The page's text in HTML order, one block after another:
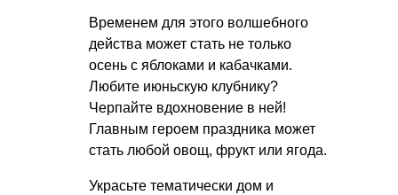
Временем для этого волшебного
действа может стать не только
осень с яблоками и кабачками.
Любите июньскую клубнику?
Черпайте вдохновение в ней!
Главным героем праздника может
стать любой овощ, фрукт или ягода.
Украсьте тематически дом и